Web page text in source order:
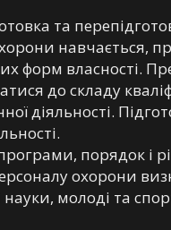
та
навчається,
форм власності.
до складу
діяльності.
порядок і
персоналу охорони
і науки, молоді та